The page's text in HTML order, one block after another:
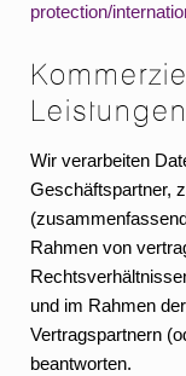
protection/
Leistungen
Wir verarbeiten
Geschäftspartner,
Rahmen von
und im Rahmen
Vertragspartnern
beantworten.